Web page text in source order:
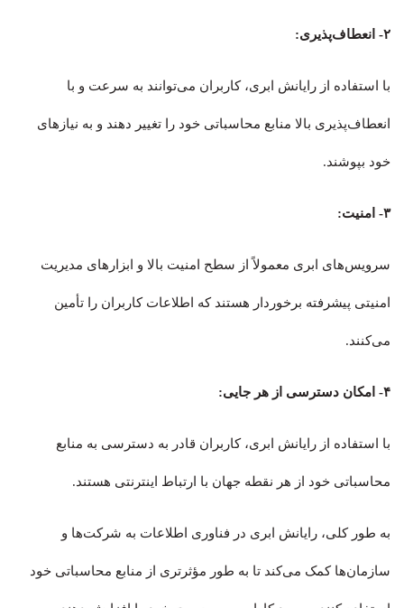
۲- انعطاف‌پذیری:
با استفاده از رایانش ابری، کاربران می‌توانند به سرعت و با
انعطاف‌پذیری بالا منابع محاسباتی خود را تغییر دهند و به نیازهای
خود بپوشند.
۳- امنیت:
سرویس‌های ابری معمولاً از سطح امنیت بالا و ابزارهای مدیریت
امنیتی پیشرفته برخوردار هستند که اطلاعات کاربران را تأمین
می‌کنند.
۴- امکان دسترسی از هر جایی:
با استفاده از رایانش ابری، کاربران قادر به دسترسی به منابع
محاسباتی خود از هر نقطه جهان با ارتباط اینترنتی هستند.
به طور کلی، رایانش ابری در فناوری اطلاعات به شرکت‌ها و
سازمان‌ها کمک می‌کند تا به طور مؤثر‌تری از منابع محاسباتی خود